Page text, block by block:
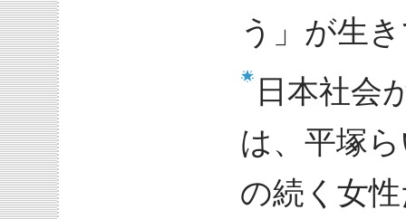
う」が生
日本社会
は、平塚
の続く女